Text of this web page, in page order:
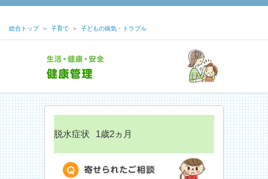
総合トップ ＞ 子育て ＞ 子どもの病気・トラブル
脱水症状 1歳2ヵ月